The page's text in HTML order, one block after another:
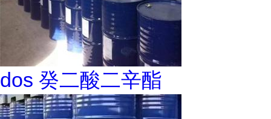
dos 癸二酸二辛酯